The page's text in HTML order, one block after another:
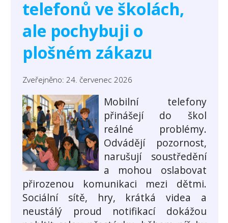
telefonů ve školách,
ale pochybuji o
plošném zákazu
Zveřejněno: 24. červenec 2026
Mobilní telefony
přinášejí do škol
reálné problémy.
Odvádějí pozornost,
narušují soustředění
a mohou oslabovat
přirozenou komunikaci mezi dětmi.
Sociální sítě, hry, krátká videa a
neustálý proud notifikací dokážou